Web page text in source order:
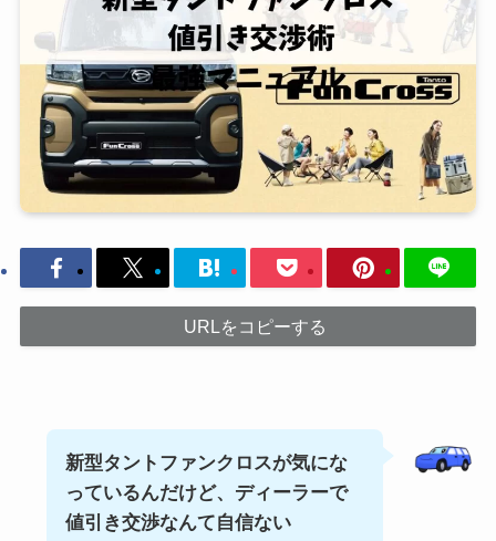
URLをコピーする
新型タントファンクロスが気にな
っているんだけど、ディーラーで
値引き交渉なんて自信ない